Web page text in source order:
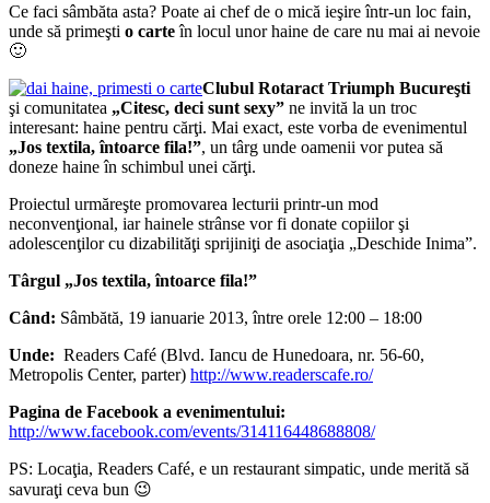
Ce faci sâmbăta asta? Poate ai chef de o mică ieşire într-un loc fain,
unde să primeşti o carteîn locul unor haine de care nu mai ai nevoie
🙂
Clubul Rotaract Triumph Bucureşti
şi comunitatea „Citesc, deci sunt sexy” ne invită la un troc
interesant: haine pentru cărţi. Mai exact, este vorba de evenimentul
„Jos textila, întoarce fila!”, un târg unde oamenii vor putea să
doneze haine în schimbul unei cărţi.
Proiectul urmăreşte promovarea lecturii printr-un mod
neconvenţional, iar hainele strânse vor fi donate copiilor şi
adolescenţilor cu dizabilităţi sprijiniţi de asociaţia „Deschide Inima”.
Târgul „Jos textila, întoarce fila!”
Când: Sâmbătă, 19 ianuarie 2013, între orele 12:00 – 18:00
Unde: Readers Café (Blvd. Iancu de Hunedoara, nr. 56-60,
Metropolis Center, parter) http://www.readerscafe.ro/
Pagina de Facebook a evenimentului:
http://www.facebook.com/events/314116448688808/
PS: Locaţia, Readers Café, e un restaurant simpatic, unde merită să
savuraţi ceva bun 😉